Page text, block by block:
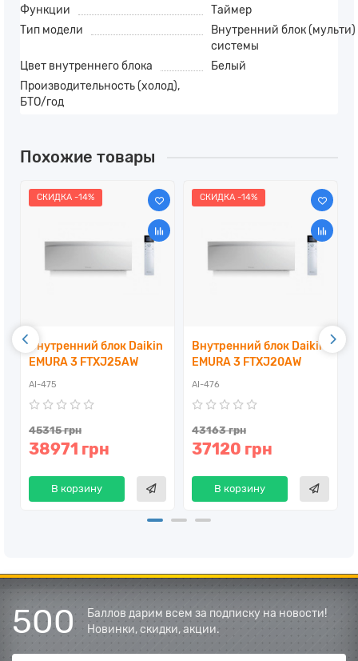
Функции
Таймер
Тип модели
Внутренний блок
системы
Цвет внутреннего блока
Белый
Производительность (холод),
БТО/год
Похожие товары
СКИДКА -14%
Внутренний блок Daikin
EMURA 3 FTXJ25AW
AI-475
45315 грн
38971 грн
В корзину
СКИДКА -14%
Внутренний блок Daikin
EMURA 3 FTXJ20AW
AI-476
43163 грн
37120 грн
В корзину
500
Баллов дарим всем за подписку на новости!
Новинки, скидки, акции.